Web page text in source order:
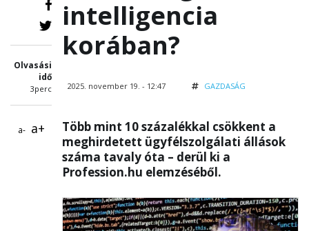
Olvasási
idő
3perc
a- a+
intelligencia
korában?
2025. november 19. - 12:47 GAZDASÁG
Több mint 10 százalékkal csökkent a
meghirdetett ügyfélszolgálati állások
száma tavaly óta – derül ki a
Profession.hu elemzéséből.